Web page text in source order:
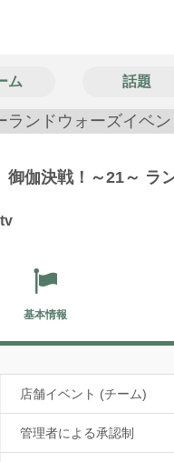
ム 話題
伽決戦！～21～ ラ
基本情報
店舗イベント (チーム)
管理者による承認制